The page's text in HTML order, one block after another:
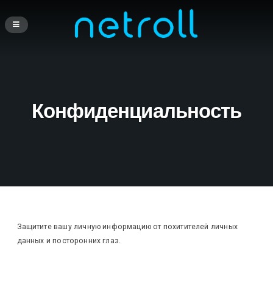
Конфиденциальность
Защитите вашу личную информацию от похитителей личных
данных и посторонних глаз.